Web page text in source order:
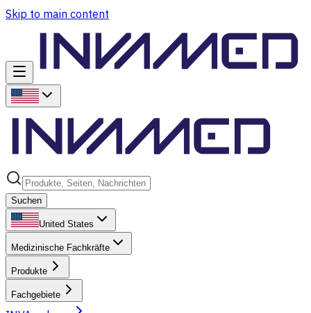
Skip to main content
Suchen
United States
Medizinische Fachkräfte
Produkte
Fachgebiete